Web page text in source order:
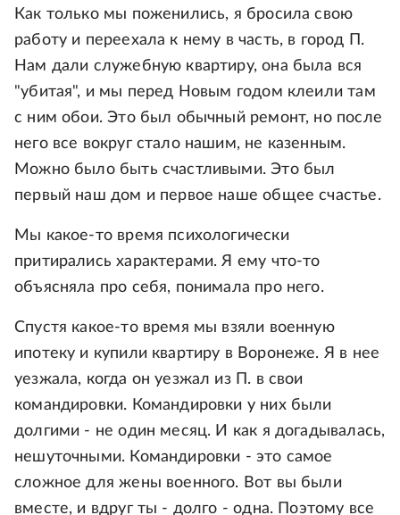
Как только мы поженились, я бросила свою
работу и переехала к нему в часть, в город П.
Нам дали служебную квартиру, она была вся
"убитая", и мы перед Новым годом клеили там
с ним обои. Это был обычный ремонт, но после
него все вокруг стало нашим, не казенным.
Можно было быть счастливыми. Это был
первый наш дом и первое наше общее счастье.
Мы какое-то время психологически
притирались характерами. Я ему что-то
объясняла про себя, понимала про него.
Спустя какое-то время мы взяли военную
ипотеку и купили квартиру в Воронеже. Я в нее
уезжала, когда он уезжал из П. в свои
командировки. Командировки у них были
долгими - не один месяц. И как я догадывалась,
нешуточными. Командировки - это самое
сложное для жены военного. Вот вы были
вместе, и вдруг ты - долго - одна. Поэтому все